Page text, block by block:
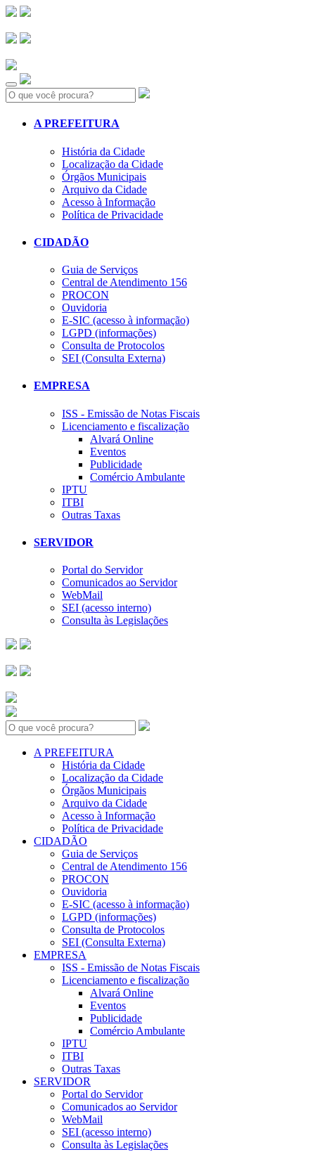
Search:
A PREFEITURA
História da Cidade
Localização da Cidade
Órgãos Municipais
Arquivo da Cidade
Acesso à Informação
Política de Privacidade
CIDADÃO
Guia de Serviços
Central de Atendimento 156
PROCON
Ouvidoria
E-SIC (acesso à informação)
LGPD (informações)
Consulta de Protocolos
SEI (Consulta Externa)
EMPRESA
ISS - Emissão de Notas Fiscais
Licenciamento e fiscalização
Alvará Online
Eventos
Publicidade
Comércio Ambulante
IPTU
ITBI
Outras Taxas
SERVIDOR
Portal do Servidor
Comunicados ao Servidor
WebMail
SEI (acesso interno)
Consulta às Legislações
Search:
A PREFEITURA
História da Cidade
Localização da Cidade
Órgãos Municipais
Arquivo da Cidade
Acesso à Informação
Política de Privacidade
CIDADÃO
Guia de Serviços
Central de Atendimento 156
PROCON
Ouvidoria
E-SIC (acesso à informação)
LGPD (informações)
Consulta de Protocolos
SEI (Consulta Externa)
EMPRESA
ISS - Emissão de Notas Fiscais
Licenciamento e fiscalização
Alvará Online
Eventos
Publicidade
Comércio Ambulante
IPTU
ITBI
Outras Taxas
SERVIDOR
Portal do Servidor
Comunicados ao Servidor
WebMail
SEI (acesso interno)
Consulta às Legislações